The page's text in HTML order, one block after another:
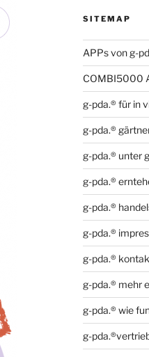
SITEMAP
APPs von g-
COMBI5000
g-pda.® für in
g-pda.®
g-pda.® unter
g-pda.®
g-pda.®
g-pda.®
g-pda.®
g-pda.® mehr
g-pda.® wie
g-